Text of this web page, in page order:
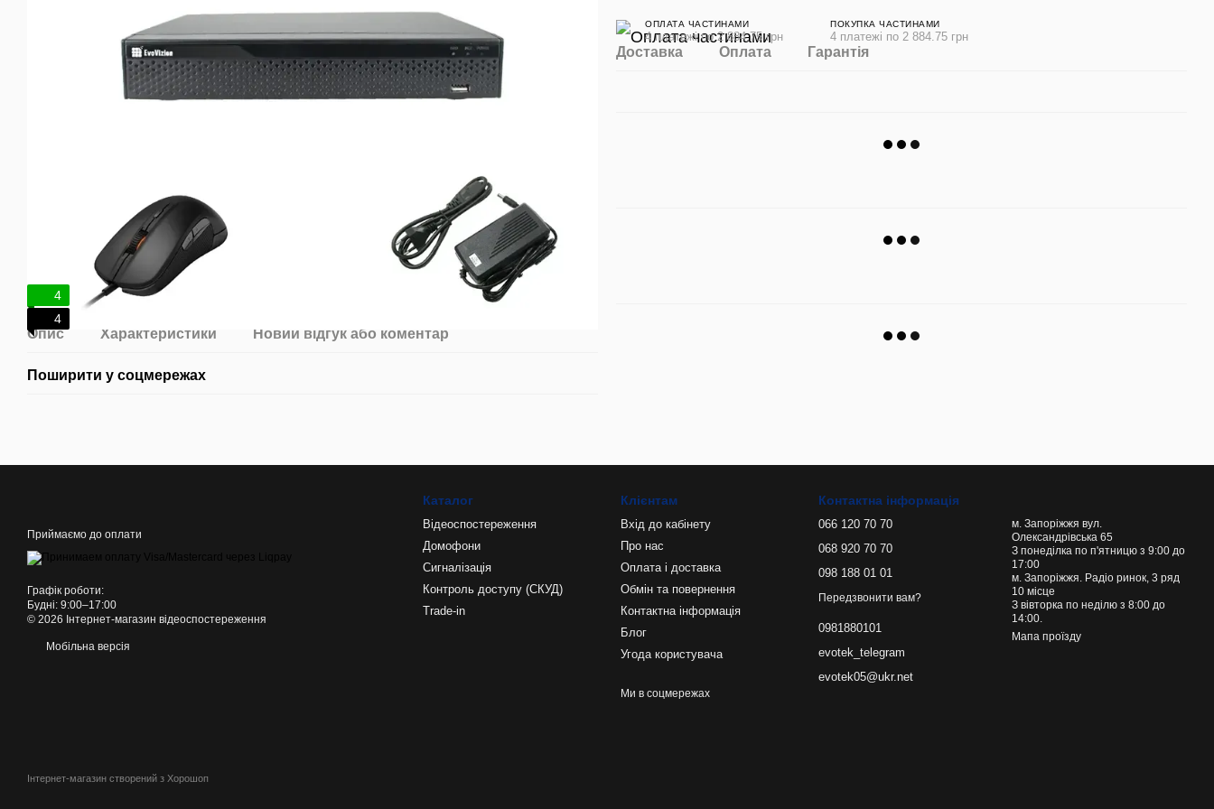
4
4
Опис Характеристики Новий відгук або коментар
Поширити у соцмережах
ОПЛАТА ЧАСТИНАМИ
4 платежі по 2 884.75 грн
ПОКУПКА ЧАСТИНАМИ
4 платежі по 2 884.75 грн
Доставка Оплата Гарантія
Приймаємо до оплати
Графік роботи:
Будні: 9:00–17:00
© 2026 Інтернет-магазин відеоспостереження
Мобільна версія
Інтернет-магазин створений з Хорошоп
Каталог
Відеоспостереження
Домофони
Сигналізація
Контроль доступу (СКУД)
Trade-in
Клієнтам
Вхід до кабінету
Про нас
Оплата і доставка
Обмін та повернення
Контактна інформація
Блог
Угода користувача
Ми в соцмережах
Контактна інформація
066 120 70 70
068 920 70 70
098 188 01 01
Передзвонити вам?
0981880101
evotek_telegram
evotek05@ukr.net
м. Запоріжжя вул.
Олександрівська 65
З понеділка по п'ятницю з 9:00 до
17:00
м. Запоріжжя. Радіо ринок, 3 ряд
10 місце
З вівторка по неділю з 8:00 до
14:00.
Мапа проїзду